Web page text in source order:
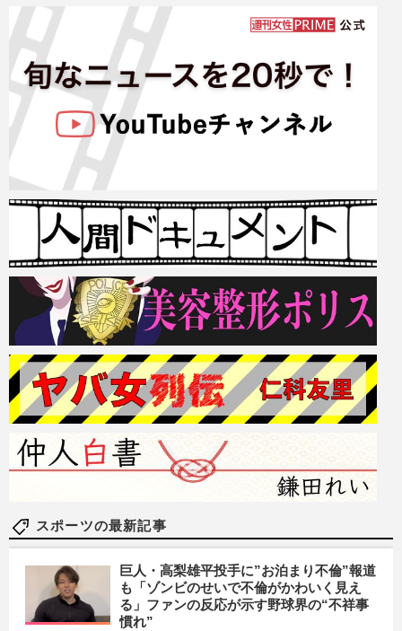
スポーツの最新記事
巨人・高梨雄平投手に”お泊まり不倫”報道
も「ゾンビのせいで不倫がかわいく見え
る」ファンの反応が示す野球界の“不祥事
慣れ”